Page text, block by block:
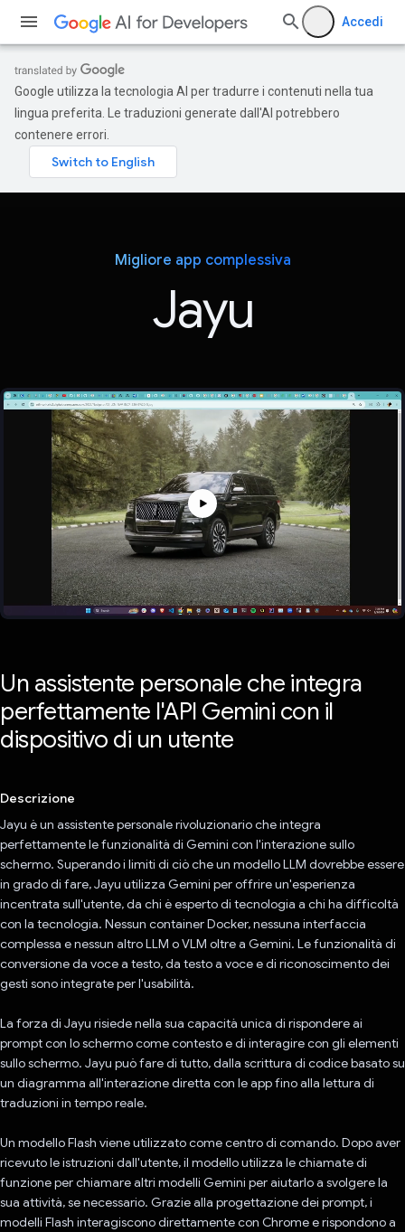
Accedi
Google utilizza la tecnologia AI per tradurre i contenuti nella tua
lingua preferita. Le traduzioni generate dall'AI potrebbero
contenere errori.
Migliore app complessiva
Jayu
Un assistente personale che integra
perfettamente l'API Gemini con il
dispositivo di un utente
Descrizione
Jayu è un assistente personale rivoluzionario che integra
perfettamente le funzionalità di Gemini con l'interazione sullo
schermo. Superando i limiti di ciò che un modello LLM dovrebbe essere
in grado di fare, Jayu utilizza Gemini per offrire un'esperienza
incentrata sull'utente, da chi è esperto di tecnologia a chi ha difficoltà
con la tecnologia. Nessun container Docker, nessuna interfaccia
complessa e nessun altro LLM o VLM oltre a Gemini. Le funzionalità di
conversione da voce a testo, da testo a voce e di riconoscimento dei
gesti sono integrate per l'usabilità.
La forza di Jayu risiede nella sua capacità unica di rispondere ai
prompt con lo schermo come contesto e di interagire con gli elementi
sullo schermo. Jayu può fare di tutto, dalla scrittura di codice basato su
un diagramma all'interazione diretta con le app fino alla lettura di
traduzioni in tempo reale.
Un modello Flash viene utilizzato come centro di comando. Dopo aver
ricevuto le istruzioni dall'utente, il modello utilizza le chiamate di
funzione per chiamare altri modelli Gemini per aiutarlo a svolgere la
sua attività, se necessario. Grazie alla progettazione dei prompt, i
modelli Flash interagiscono direttamente con Chrome e rispondono a